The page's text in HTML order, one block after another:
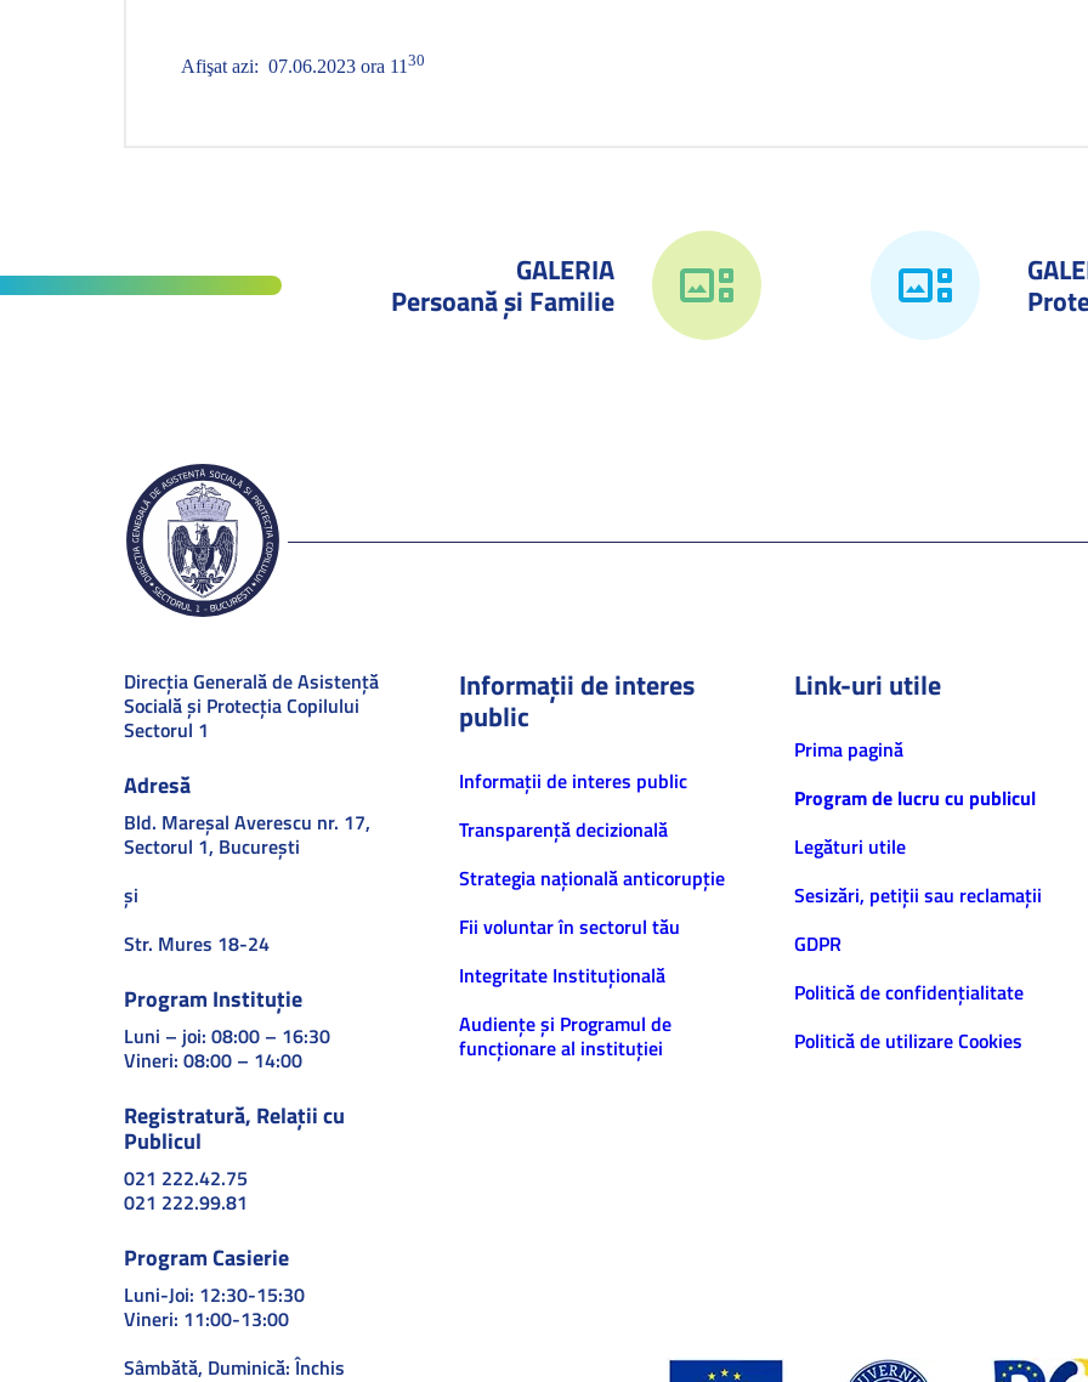
Afişat azi: 07.06.2023 ora 11 30
GALERIA
Persoană și Familie
Direcţia Generală de Asistenţă
Socială şi Protecţia Copilului
Sectorul 1
Adresă
Bld. Mareşal Averescu nr. 17,
Sectorul 1, Bucureşti
și
Str. Mures 18-24
Program Instituție
Luni – joi: 08:00 – 16:30
Vineri: 08:00 – 14:00
Registratură, Relații cu
Publicul
021 222.42.75
021 222.99.81
Program Casierie
Luni-Joi: 12:30-15:30
Vineri: 11:00-13:00
Sâmbătă, Duminică: Închis
Informații de interes
public
Informaţii de interes public
Transparență decizională
Strategia națională anticorupție
Fii voluntar în sectorul tău
Integritate Instituțională
Audiențe și Programul de
funcționare al instituției
Link-uri utile
Prima pagină
Program de lucru cu publicul
Legături utile
Sesizări, petiţii sau reclamații
GDPR
Politică de confidenţialitate
Politică de utilizare Cookies